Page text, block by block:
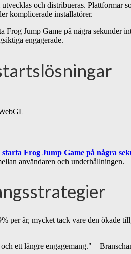
och distribueras.
komplicerade installatörer.
Frog Jump Game på några sekunder
engagerade.
starta Frog Jump Game på några
användaren och underhållningen.
per år, mycket tack vare den ökade
ett längre engagemang." –